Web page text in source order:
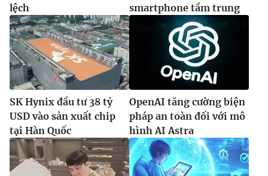
lệch
smartphone tầm trung
SK Hynix đầu tư 38 tỷ
USD vào sản xuất chip
tại Hàn Quốc
OpenAI tăng cường biện
pháp an toàn đối với mô
hình AI Astra